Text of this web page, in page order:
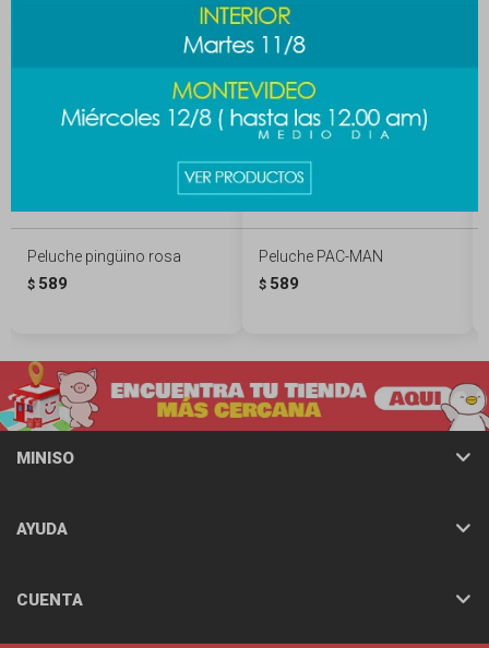
Peluche pingüino rosa
$ 589
Peluche PAC-MAN
$ 589
MINISO
AYUDA
CUENTA